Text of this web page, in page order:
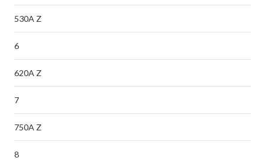
530A Z
6
620A Z
7
750A Z
8